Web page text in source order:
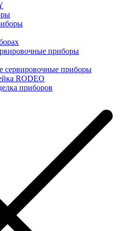
приборы
сервировочные приборы
RODEO
приборов